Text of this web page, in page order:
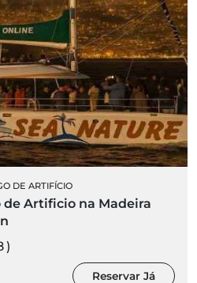
DE ARTIFÍCIO
de Artificio na Madeira
Reservar Já